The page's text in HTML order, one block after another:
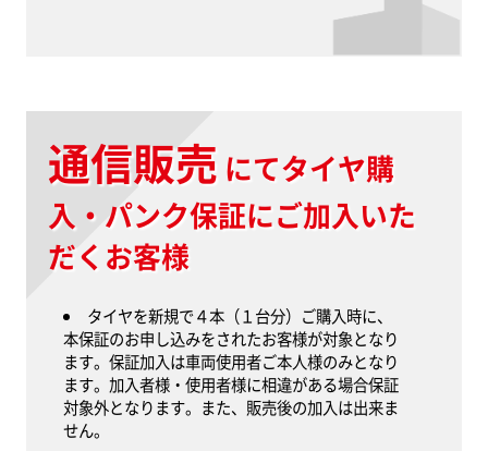
通信販売 にてタイヤ購
入・パンク保証にご加入いた
だくお客様
タイヤを新規で４本（１台分）ご購入時に、
本保証のお申し込みをされたお客様が対象となり
ます。保証加入は車両使用者ご本人様のみとなり
ます。加入者様・使用者様に相違がある場合保証
対象外となります。また、販売後の加入は出来ま
せん。